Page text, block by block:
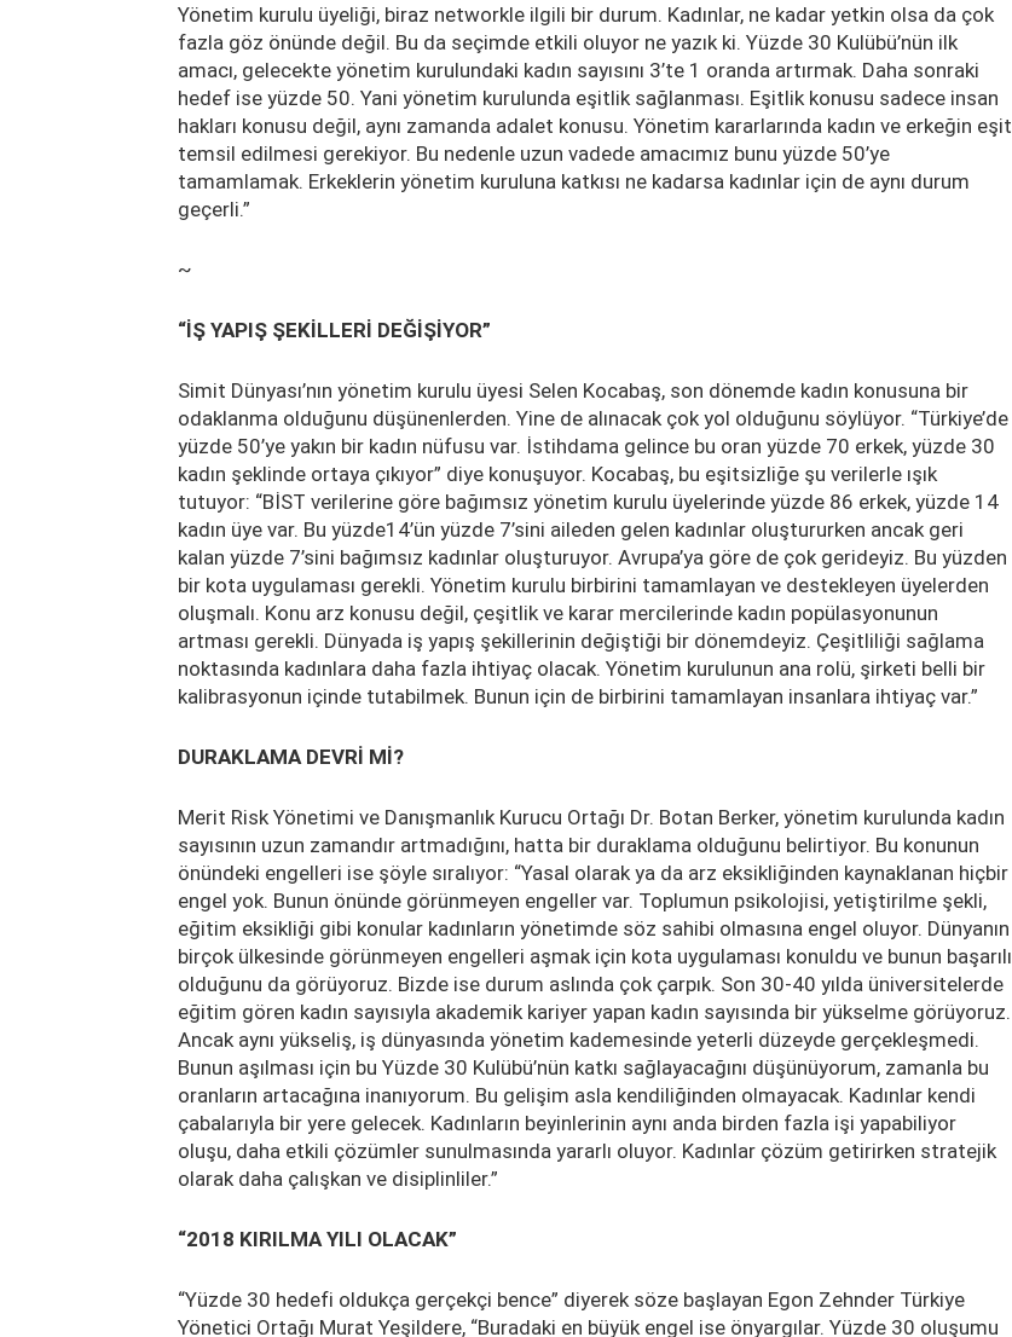
Yönetim kurulu üyeliği, biraz networkle ilgili bir durum. Kadınlar, ne kadar yetkin olsa da çok
fazla göz önünde değil. Bu da seçimde etkili oluyor ne yazık ki. Yüzde 30 Kulübü’nün ilk
amacı, gelecekte yönetim kurulundaki kadın sayısını 3’te 1 oranda artırmak. Daha sonraki
hedef ise yüzde 50. Yani yönetim kurulunda eşitlik sağlanması. Eşitlik konusu sadece insan
hakları konusu değil, aynı zamanda adalet konusu. Yönetim kararlarında kadın ve erkeğin eşit
temsil edilmesi gerekiyor. Bu nedenle uzun vadede amacımız bunu yüzde 50’ye
tamamlamak. Erkeklerin yönetim kuruluna katkısı ne kadarsa kadınlar için de aynı durum
geçerli.”
~
“İŞ YAPIŞ ŞEKİLLERİ DEĞİŞİYOR”
Simit Dünyası’nın yönetim kurulu üyesi Selen Kocabaş, son dönemde kadın konusuna bir
odaklanma olduğunu düşünenlerden. Yine de alınacak çok yol olduğunu söylüyor. “Türkiye’de
yüzde 50’ye yakın bir kadın nüfusu var. İstihdama gelince bu oran yüzde 70 erkek, yüzde 30
kadın şeklinde ortaya çıkıyor” diye konuşuyor. Kocabaş, bu eşitsizliğe şu verilerle ışık
tutuyor: “BİST verilerine göre bağımsız yönetim kurulu üyelerinde yüzde 86 erkek, yüzde 14
kadın üye var. Bu yüzde14’ün yüzde 7’sini aileden gelen kadınlar oluştururken ancak geri
kalan yüzde 7’sini bağımsız kadınlar oluşturuyor. Avrupa’ya göre de çok gerideyiz. Bu yüzden
bir kota uygulaması gerekli. Yönetim kurulu birbirini tamamlayan ve destekleyen üyelerden
oluşmalı. Konu arz konusu değil, çeşitlik ve karar mercilerinde kadın popülasyonunun
artması gerekli. Dünyada iş yapış şekillerinin değiştiği bir dönemdeyiz. Çeşitliliği sağlama
noktasında kadınlara daha fazla ihtiyaç olacak. Yönetim kurulunun ana rolü, şirketi belli bir
kalibrasyonun içinde tutabilmek. Bunun için de birbirini tamamlayan insanlara ihtiyaç var.”
DURAKLAMA DEVRİ Mİ?
Merit Risk Yönetimi ve Danışmanlık Kurucu Ortağı Dr. Botan Berker, yönetim kurulunda kadın
sayısının uzun zamandır artmadığını, hatta bir duraklama olduğunu belirtiyor. Bu konunun
önündeki engelleri ise şöyle sıralıyor: “Yasal olarak ya da arz eksikliğinden kaynaklanan hiçbir
engel yok. Bunun önünde görünmeyen engeller var. Toplumun psikolojisi, yetiştirilme şekli,
eğitim eksikliği gibi konular kadınların yönetimde söz sahibi olmasına engel oluyor. Dünyanın
birçok ülkesinde görünmeyen engelleri aşmak için kota uygulaması konuldu ve bunun başarılı
olduğunu da görüyoruz. Bizde ise durum aslında çok çarpık. Son 30-40 yılda üniversitelerde
eğitim gören kadın sayısıyla akademik kariyer yapan kadın sayısında bir yükselme görüyoruz.
Ancak aynı yükseliş, iş dünyasında yönetim kademesinde yeterli düzeyde gerçekleşmedi.
Bunun aşılması için bu Yüzde 30 Kulübü’nün katkı sağlayacağını düşünüyorum, zamanla bu
oranların artacağına inanıyorum. Bu gelişim asla kendiliğinden olmayacak. Kadınlar kendi
çabalarıyla bir yere gelecek. Kadınların beyinlerinin aynı anda birden fazla işi yapabiliyor
oluşu, daha etkili çözümler sunulmasında yararlı oluyor. Kadınlar çözüm getirirken stratejik
olarak daha çalışkan ve disiplinliler.”
“2018 KIRILMA YILI OLACAK”
“Yüzde 30 hedefi oldukça gerçekçi bence” diyerek söze başlayan Egon Zehnder Türkiye
Yönetici Ortağı Murat Yeşildere, “Buradaki en büyük engel ise önyargılar. Yüzde 30 oluşumu